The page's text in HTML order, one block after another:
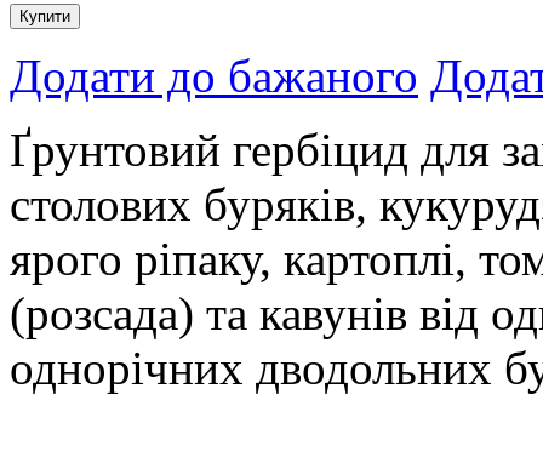
Купити
Додати до бажаного
Ґрунтовий гербіцид для
столових буряків,
ярого ріпаку, картоплі,
(розсада) та кавунів від
однорічних дводольних